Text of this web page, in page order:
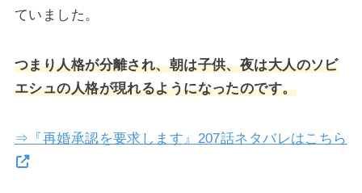
ていました。
つまり人格が分離され、朝は子供、夜は大人のソビ
エシュの人格が現れるようになったのです。
⇒『再婚承認を要求します』207話ネタバレはこちら